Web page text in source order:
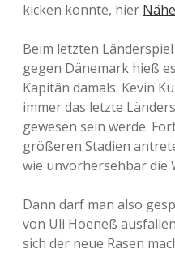
kicken konnte, hier
Beim letzten
gegen Dänemark hieß
Kapitän damals: Kevin
immer das letzte
gewesen sein werde.
größeren Stadien
wie unvorhersehbar die
Dann darf man also
von Uli Hoeneß
sich der neue Rasen